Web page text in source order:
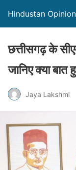
Hindustan Opinion
छत्तीसगढ़ के
जानिए क्या बात
Jaya Lakshmi